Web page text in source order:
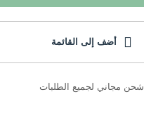
أضف إلى القائمة
شحن مجاني لجميع الطلبات